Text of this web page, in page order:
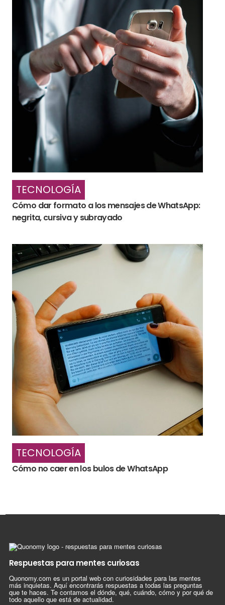
TECNOLOGÍA
Cómo dar formato a los mensajes de WhatsApp:
negrita, cursiva y subrayado
TECNOLOGÍA
Cómo no caer en los bulos de WhatsApp
Respuestas para mentes curiosas
Quonomy.com es un portal web con curiosidades para las mentes
más inquietas. Aquí encontrarás respuestas a todas las preguntas
que te haces. Te contamos el dónde, qué, cuándo, cómo y por qué de
todo aquello que está de actualidad.